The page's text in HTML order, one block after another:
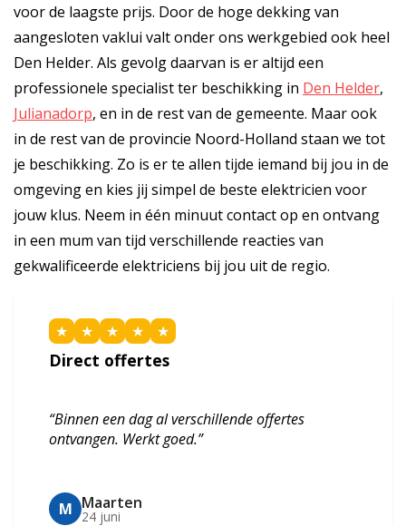
voor de laagste prijs. Door de hoge dekking van
aangesloten vaklui valt onder ons werkgebied ook heel
Den Helder. Als gevolg daarvan is er altijd een
professionele specialist ter beschikking in Den Helder,
Julianadorp, en in de rest van de gemeente. Maar ook
in de rest van de provincie Noord-Holland staan we tot
je beschikking. Zo is er te allen tijde iemand bij jou in de
omgeving en kies jij simpel de beste elektricien voor
jouw klus. Neem in één minuut contact op en ontvang
in een mum van tijd verschillende reacties van
gekwalificeerde elektriciens bij jou uit de regio.
★ ★ ★ ★ ★
Direct offertes
“Binnen een dag al verschillende offertes
ontvangen. Werkt goed.”
M Maarten
24 juni